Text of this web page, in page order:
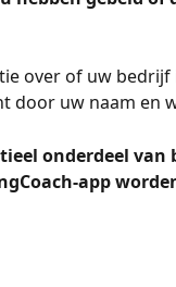
over of uw
door uw naam en
onderdeel
app